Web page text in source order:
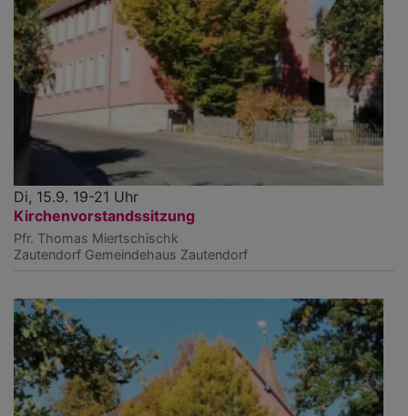
Di, 15.9. 19-21 Uhr
Kirchenvorstandssitzung
Pfr. Thomas Miertschischk
Zautendorf Gemeindehaus Zautendorf